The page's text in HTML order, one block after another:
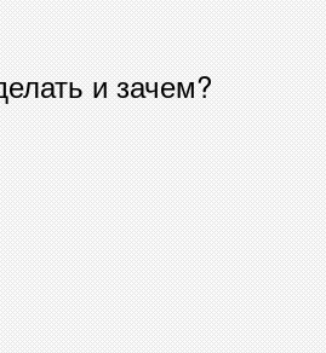
и зачем?